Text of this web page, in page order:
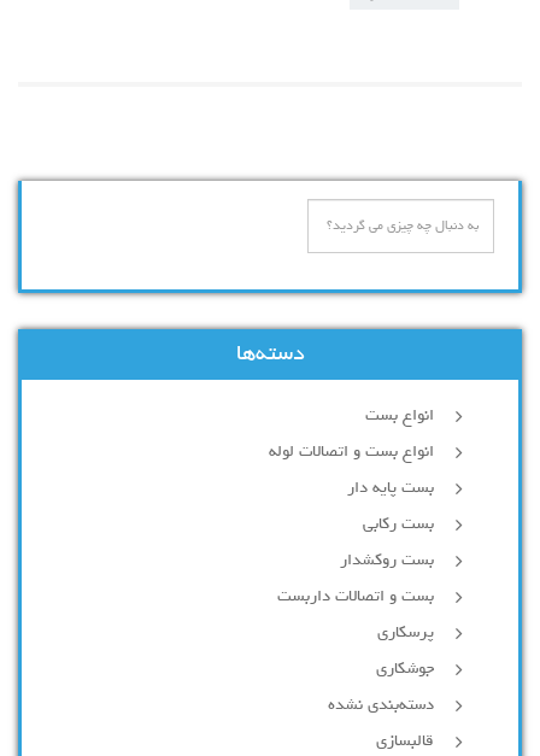
دسته‌ها
انواع بست
انواع بست و اتصالات لوله
بست پایه دار
بست رکابی
بست روکشدار
بست و اتصالات داربست
پرسکاری
جوشکاری
دسته‌بندی نشده
قالبسازی